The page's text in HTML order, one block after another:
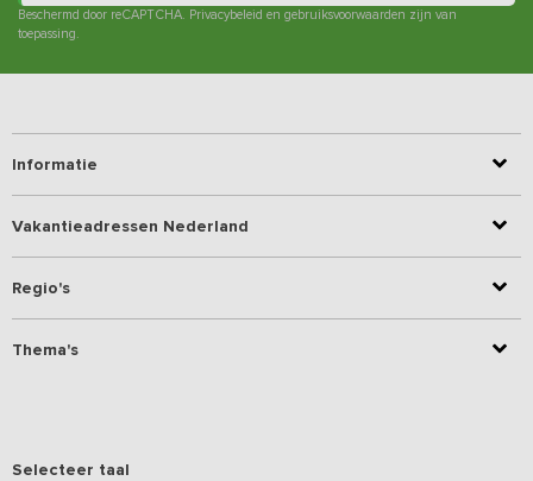
Beschermd door reCAPTCHA. Privacybeleid en gebruiksvoorwaarden zijn van
toepassing.
Informatie
Vakantieadressen Nederland
Regio's
Thema's
Selecteer taal